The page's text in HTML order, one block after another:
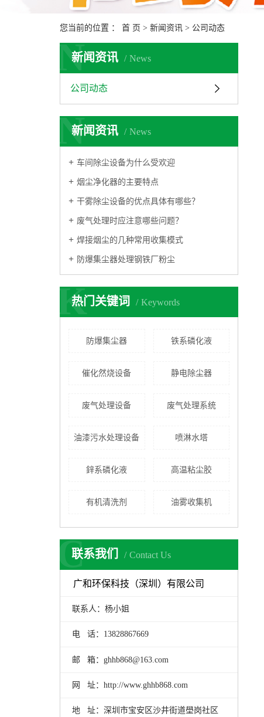
您当前的位置 ： 首 页 > 新闻资讯 > 公司动态
新闻资讯 News
N
公司动态
新闻资讯 News
N
车间除尘设备为什么受欢迎
烟尘净化器的主要特点
干雾除尘设备的优点具体有哪些？
废气处理时应注意哪些问题？
焊接烟尘的几种常用收集模式
防爆集尘器处理钢铁厂粉尘
热门关键词 Keywords
K
防爆集尘器 铁系磷化液
催化然烧设备 静电除尘器
废气处理设备 废气处理系统
油漆污水处理设备 喷淋水塔
鋅系磷化液 高温粘尘胶
有机清洗剂 油雾收集机
联系我们 Contact Us
C
广和环保科技（深圳）有限公司
联系人：杨小姐
电 话：13828867669
邮 箱：ghhb868@163.com
网 址：http://www.ghhb868.com
地 址： 深圳市宝安区沙井街道壆岗社区